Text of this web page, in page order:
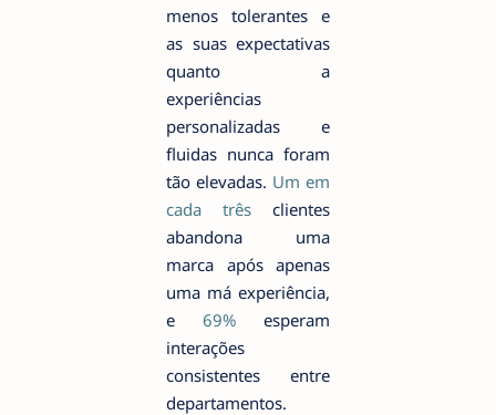
menos tolerantes e
as suas expectativas
quanto a
experiências
personalizadas e
fluidas nunca foram
tão elevadas. Um em
cada três clientes
abandona uma
marca após apenas
uma má experiência,
e 69% esperam
interações
consistentes entre
departamentos.